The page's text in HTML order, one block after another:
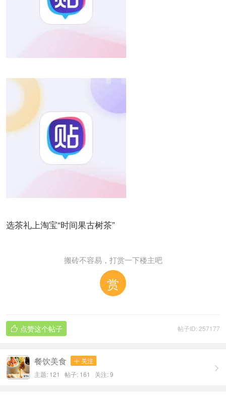
选茶礼上淘宝“时间果古树茶”
搬砖不容易，打赏一下楼主吧
赏
帖子ID: 257177
 点赞这个帖子

餐饮美食  关注
主题: 121 帖子: 161 关注:9